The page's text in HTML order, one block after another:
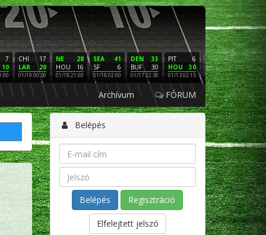
7
10
17
CHI
20
LAR
01/19 00:30
28
NE
16
HOU
01/18 21:00
41
SEA
6
SF
01/18 02:00
33
DEN
30
BUF
01/17 22:30
6
PIT
30
HOU
01/13 02:15
16
NE
3
LAC
01/12 02:00
PHI
SF
01/11
Archívum FÓRUM
Belépés
Regisztráció
Elfelejtett jelszó